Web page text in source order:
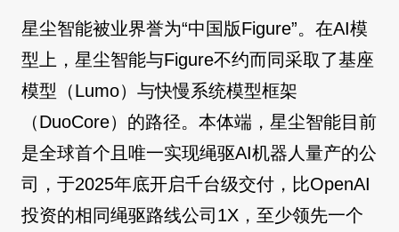
星尘智能被业界誉为“中国版Figure”。在AI模
型上，星尘智能与Figure不约而同采取了基座
模型（Lumo）与快慢系统模型框架
（DuoCore）的路径。本体端，星尘智能目前
是全球首个且唯一实现绳驱AI机器人量产的公
司，于2025年底开启千台级交付，比OpenAI
投资的相同绳驱路线公司1X，至少领先一个